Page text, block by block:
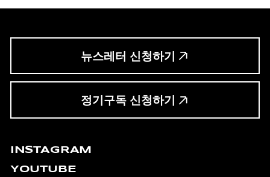
뉴스레터 신청하기
정기구독 신청하기
INSTAGRAM
YOUTUBE